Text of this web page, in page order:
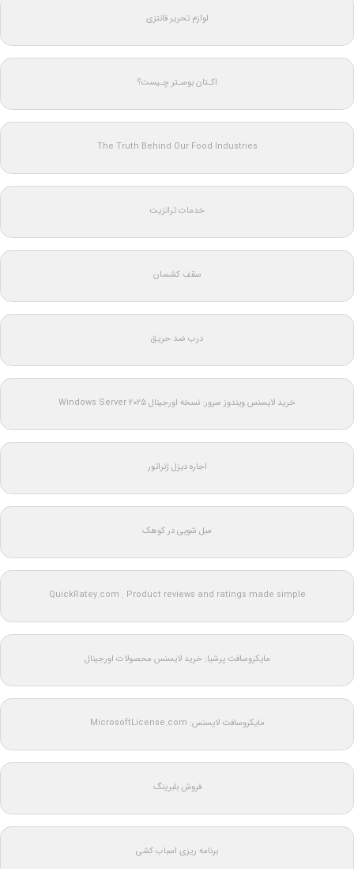
لوازم تحریر فانتزی
اکـتان بوسـتر چـیست؟
The Truth Behind Our Food Industries
خدمات ترانزیت
سقف کشسان
درب ضد حریق
خرید لایسنس ویندوز سرور: نسخه اورجینال Windows Server 2025
اجاره دیزل ژنراتور
مبل شویی در کوهک
QuickRatey.com : Product reviews and ratings made simple
مایکروسافت پرشیا: خرید لایسنس محصولات اورجینال
مایکروسافت لایسنس: MicrosoftLicense.com
فروش بلبرینگ
برنامه ریزی اسباب کشی